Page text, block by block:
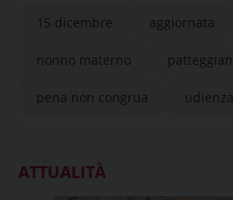
15 dicembre aggiornata
nonno materno
pena non congrua
ATTUALITÀ